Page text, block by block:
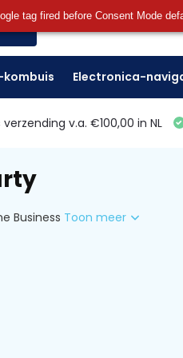
tag fired before Consent Mode
Electronica-
v.a. €100,00 in NL
Business Toon meer